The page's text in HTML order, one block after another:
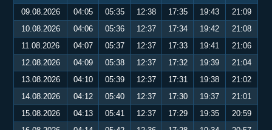
09.08.2026 04:05 05:35 12:38 17:35 19:43
21:09
10.08.2026
04:06 05:36 12:37 17:34 19:42
21:08
11.08.2026
04:07 05:37 12:37 17:33 19:41
21:06
12.08.2026
04:09 05:38 12:37 17:32 19:39
21:04
13.08.2026
04:10 05:39 12:37 17:31 19:38
21:02
14.08.2026
04:12 05:40 12:37 17:30 19:37
21:01
15.08.2026
04:13 05:41 12:37 17:29 19:35
20:59